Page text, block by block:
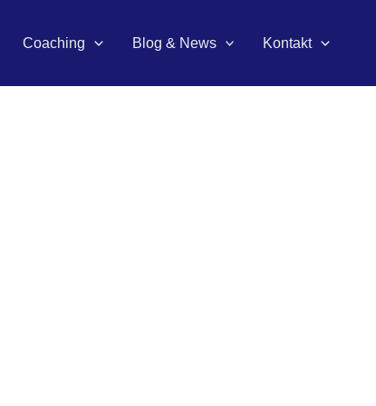
Coaching Blog & News Kontakt